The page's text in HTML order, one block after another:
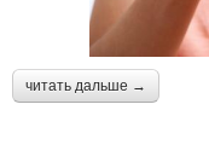
читать дальше →